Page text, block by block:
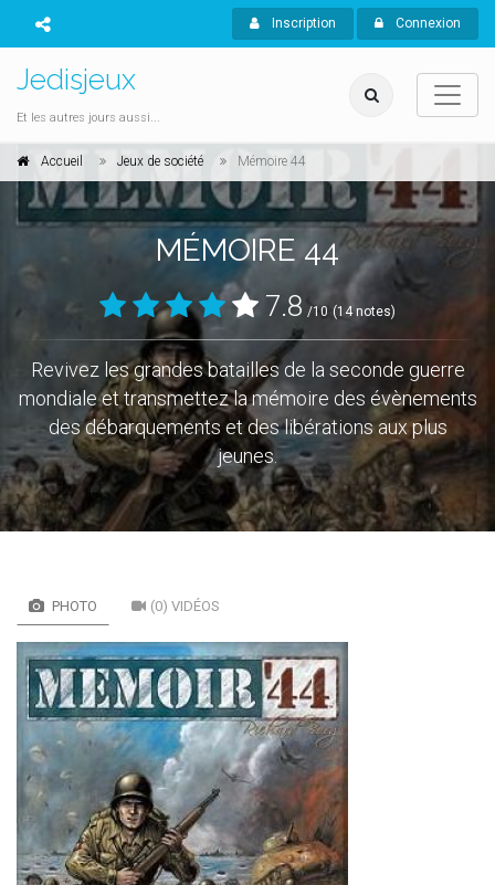
Inscription Connexion
Jedisjeux
Et les autres jours aussi...
Accueil Jeux de société Mémoire 44
MÉMOIRE 44
7.8 /10 (14 notes)
Revivez les grandes batailles de la seconde guerre
mondiale et transmettez la mémoire des évènements
des débarquements et des libérations aux plus
jeunes.
PHOTO (0) VIDÉOS